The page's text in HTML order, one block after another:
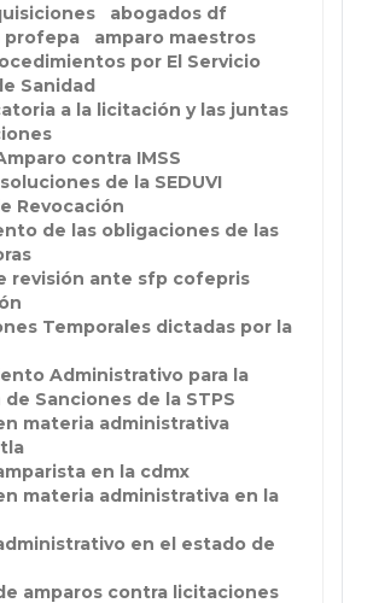
abogados df
profepa
amparo maestros
por El Servicio
Sanidad
a la licitación y las juntas
contra IMSS
de la SEDUVI
Revocación
de las obligaciones de las
revisión ante sfp cofepris
Temporales dictadas por la
Administrativo para la
Sanciones de la STPS
materia administrativa
en la cdmx
materia administrativa en la
en el estado de
amparos contra licitaciones